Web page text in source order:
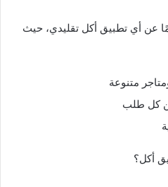
عن أي تطبيق أكل تقليدي، حيث
متنوعة
كل طلب
أكل؟